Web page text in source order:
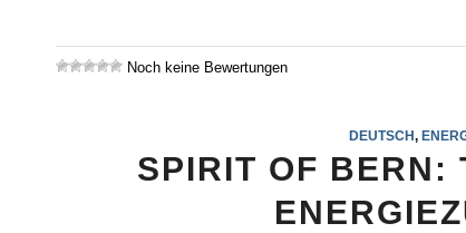
Noch keine Bewertungen
DEUTSCH,
SPIRIT OF BERN: